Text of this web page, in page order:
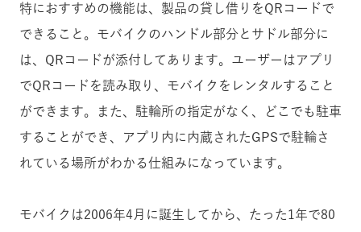
特におすすめの機能は、製品の貸し借りをQRコードで
できること。モバイクのハンドル部分とサドル部分に
は、QRコードが添付してあります。ユーザーはアプリ
でQRコードを読み取り、モバイクをレンタルすること
ができます。また、駐輪所の指定がなく、どこでも駐車
することができ、アプリ内に内蔵されたGPSで駐輪さ
れている場所がわかる仕組みになっています。
モバイクは2006年4月に誕生してから、たった1年で80